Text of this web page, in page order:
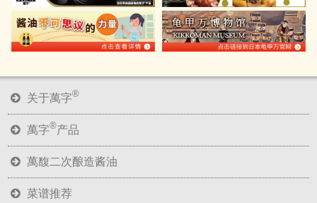
关于萬字®
萬字®产品
萬馥二次酿造酱油
菜谱推荐